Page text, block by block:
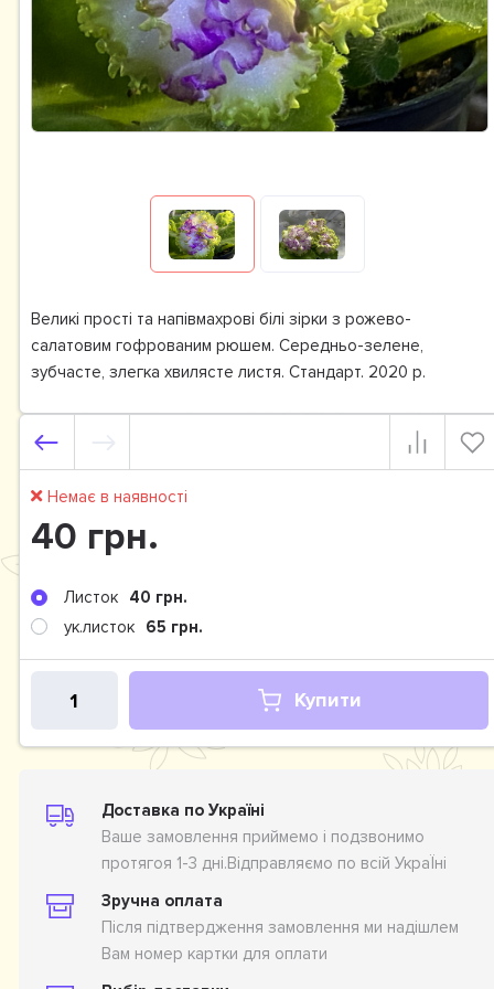
Великі прості та напівмахрові білі зірки з рожево-
салатовим гофрованим рюшем. Середньо-зелене,
зубчасте, злегка хвилясте листя. Стандарт. 2020 р.
Немає в наявності
40 грн.
Листок
40 грн.
ук.листок
65 грн.
Купити
Доставка по Україні
Ваше замовлення приймемо і подзвонимо
протягоя 1-3 дні.Відправляємо по всій УкраЇні
Зручна оплата
Після підтвердження замовлення ми надішлем
Вам номер картки для оплати